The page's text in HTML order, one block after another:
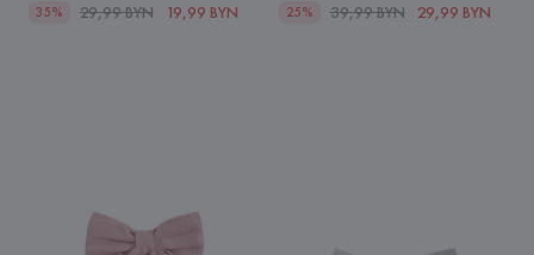
35% 29,99 BYN 19,99 BYN 25% 39,99 BYN 29,99 BYN